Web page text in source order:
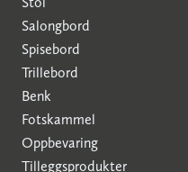
Salongbord
Spisebord
Trillebord
Benk
Fotskammel
Oppbevaring
Tilleggsprodukter